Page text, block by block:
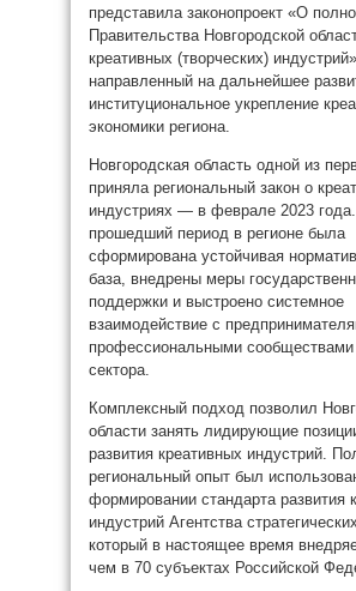
представила законопроект «О
Правительства Новгородской
креативных (творческих)
направленный на дальнейшее
институциональное укрепление
экономики региона.
Новгородская область одной из
приняла региональный закон о
индустриях — в феврале 2023
прошедший период в регионе была
сформирована устойчивая
база, внедрены меры
поддержки и выстроено системное
взаимодействие с
профессиональными сообществами
сектора.
Комплексный подход позволил
области занять лидирующие
развития креативных индустрий.
региональный опыт был
формировании стандарта развития
индустрий Агентства
который в настоящее время
чем в 70 субъектах Российской